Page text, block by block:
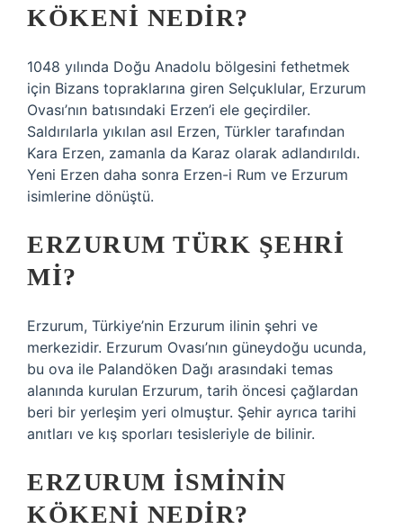
KÖKENI NEDIR?
1048 yılında Doğu Anadolu bölgesini fethetmek
için Bizans topraklarına giren Selçuklular, Erzurum
Ovası’nın batısındaki Erzen’i ele geçirdiler.
Saldırılarla yıkılan asıl Erzen, Türkler tarafından
Kara Erzen, zamanla da Karaz olarak adlandırıldı.
Yeni Erzen daha sonra Erzen-i Rum ve Erzurum
isimlerine dönüştü.
ERZURUM TÜRK ŞEHRI
MI?
Erzurum, Türkiye’nin Erzurum ilinin şehri ve
merkezidir. Erzurum Ovası’nın güneydoğu ucunda,
bu ova ile Palandöken Dağı arasındaki temas
alanında kurulan Erzurum, tarih öncesi çağlardan
beri bir yerleşim yeri olmuştur. Şehir ayrıca tarihi
anıtları ve kış sporları tesisleriyle de bilinir.
ERZURUM ISMININ
KÖKENI NEDIR?